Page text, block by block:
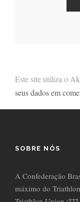
Este site utiliza o
seus dados em
SOBRE NÓS
A Confederação
máximo do